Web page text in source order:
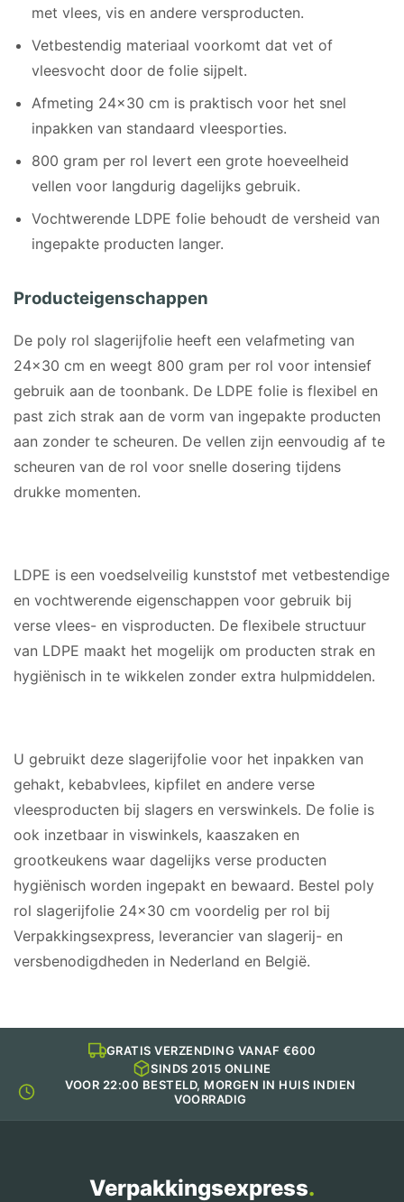
met vlees, vis en andere versproducten.
Vetbestendig materiaal voorkomt dat vet of
vleesvocht door de folie sijpelt.
Afmeting 24×30 cm is praktisch voor het snel
inpakken van standaard vleesporties.
800 gram per rol levert een grote hoeveelheid
vellen voor langdurig dagelijks gebruik.
Vochtwerende LDPE folie behoudt de versheid van
ingepakte producten langer.
Producteigenschappen
De poly rol slagerijfolie heeft een velafmeting van
24×30 cm en weegt 800 gram per rol voor intensief
gebruik aan de toonbank. De LDPE folie is flexibel en
past zich strak aan de vorm van ingepakte producten
aan zonder te scheuren. De vellen zijn eenvoudig af te
scheuren van de rol voor snelle dosering tijdens
drukke momenten.
LDPE is een voedselveilig kunststof met vetbestendige
en vochtwerende eigenschappen voor gebruik bij
verse vlees- en visproducten. De flexibele structuur
van LDPE maakt het mogelijk om producten strak en
hygiënisch in te wikkelen zonder extra hulpmiddelen.
U gebruikt deze slagerijfolie voor het inpakken van
gehakt, kebabvlees, kipfilet en andere verse
vleesproducten bij slagers en verswinkels. De folie is
ook inzetbaar in viswinkels, kaaszaken en
grootkeukens waar dagelijks verse producten
hygiënisch worden ingepakt en bewaard. Bestel poly
rol slagerijfolie 24×30 cm voordelig per rol bij
Verpakkingsexpress, leverancier van slagerij- en
versbenodigdheden in Nederland en België.
GRATIS VERZENDING VANAF €600
SINDS 2015 ONLINE
VOOR 22:00 BESTELD, MORGEN IN HUIS INDIEN
VOORRADIG
Verpakkingsexpress.